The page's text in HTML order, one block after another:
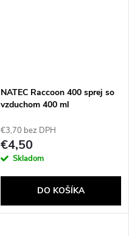
NATEC Raccoon 400 sprej so
vzduchom 400 ml
€3,70 bez DPH
€4,50
Skladom
DO KOŠÍKA